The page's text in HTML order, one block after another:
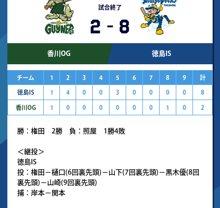
試合終了
2 - 8
香川OG 徳島IS
チーム 1 2 3 4 5 6 7 8 9 計
徳島IS 1 4 0 0 3 0 0 0 0 8
香川OG 1 0 0 0 0 0 0 1 0 2
勝：権田 2勝 負：照屋 1勝4敗
＜継投＞
徳島IS
投：権田－樋口(6回裏先頭)－山下(7回裏先頭)－黒木優(8回
裏先頭)－山崎(9回裏先頭)
捕：岸本－関本